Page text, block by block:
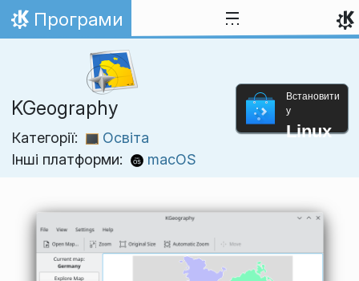
Перейти до вмісту
Домівка
Програми
KGeography
Категорії:
Освіта
Інші платформи:
macOS
Встановити
у
Linux